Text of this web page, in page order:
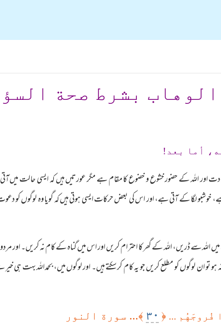
بشرط صحة
أما بعد!
اور اللہ کے حضور خشوع و خضوع کا مقام ہے مگر عورتیں ہیں کہ ایسی حالت میں آتی
خوشبو لگا کے آتی ہے، اور اس کی بعض حرکات ایسی ہوتی ہیں کہ گویا وہ لوگوں
اللہ سے ڈریں، اللہ کے گھر کا احترام کریں اور اس میں گناہ کے کام نہ کریں۔
تو ان لوگوں کو مطلع کریں جو یہ کام کر سکتے ہیں۔ اور لوگوں میں، بحمداللہ بہت
فُروجَهُم ... ﴿ ٣٠ ﴾... سورة النور